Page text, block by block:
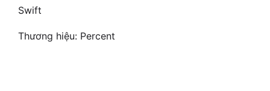
Swift
Thương hiệu: Percent